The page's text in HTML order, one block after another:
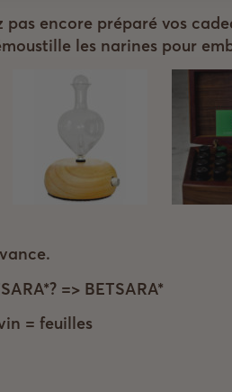
pas encore préparé vos
les narines pour
=> BETSARA*
= feuilles